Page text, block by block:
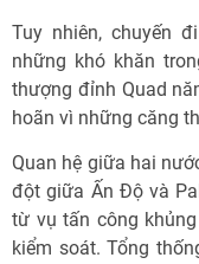
Tuy nhiên, chuyến
những khó khăn
thượng đỉnh Quad
hoãn vì những căng
Quan hệ giữa hai
đột giữa Ấn Độ và
từ vụ tấn công
kiểm soát. Tổng